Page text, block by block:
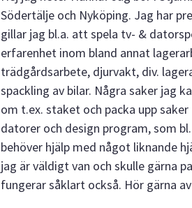
Södertälje och Nyköping. Jag har
gillar jag bl.a. att spela tv- &
erfarenhet inom bland annat
trädgårdsarbete, djurvakt, div.
spackling av bilar. Några saker jag
om t.ex. staket och packa upp
datorer och design program, som
behöver hjälp med något liknande
jag är väldigt van och skulle gärna
fungerar såklart också. Hör gärna